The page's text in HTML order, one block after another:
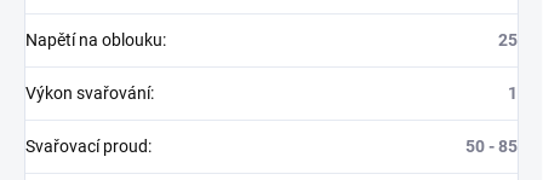
Napětí na oblouku: 25
Výkon svařování: 1
Svařovací proud: 50 - 85